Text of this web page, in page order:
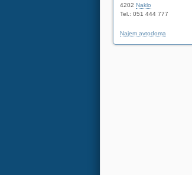
4202 Naklo
Tel.: 051 444 777
Najem avtodoma